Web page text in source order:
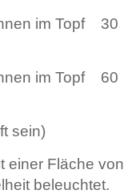
im Topf 30
im Topf 60
sein)
einer Fläche von
beleuchtet.